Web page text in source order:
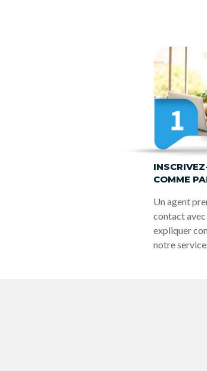
COMME
Un agent
contact avec
expliquer
notre